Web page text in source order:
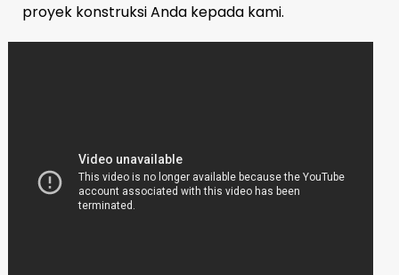
proyek konstruksi Anda kepada kami.